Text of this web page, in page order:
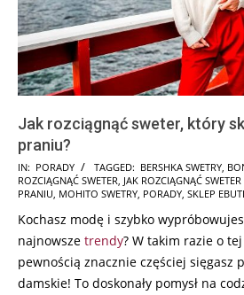
Jak rozciągnąć sweter, który
praniu?
2025-
02-
IN: PORADY TAGGED: BERSHKA SWETRY,
ROZCIĄGNĄĆ SWETER, JAK ROZCIĄGNĄĆ
PRANIU, MOHITO SWETRY, PORADY, SKLEP
Kochasz modę i szybko
najnowsze trendy? W takim razie o
pewnością znacznie częściej sięgasz
damskie! To doskonały pomysł na